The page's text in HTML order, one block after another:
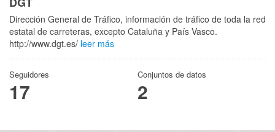
Dirección General de Tráfico, información de tráfico de toda la red
estatal de carreteras, excepto Cataluña y País Vasco.
http://www.dgt.es/ leer más
Seguidores
17
Conjuntos de datos
2